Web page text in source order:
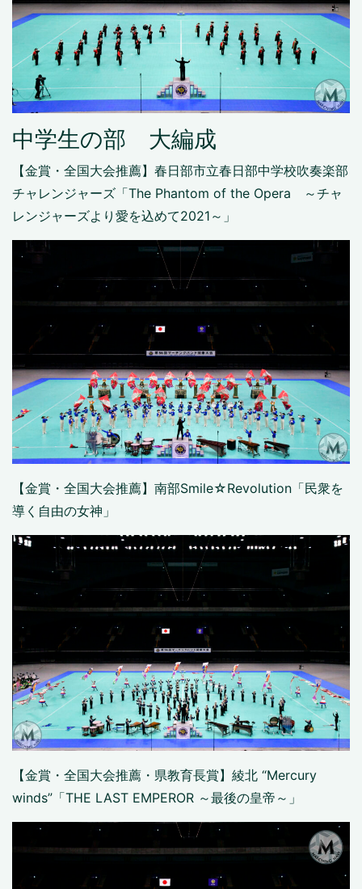
中学生の部 大編成
【金賞・全国大会推薦】春日部市立春日部中学校吹奏楽部
チャレンジャーズ「The Phantom of the Opera ～チャ
レンジャーズより愛を込めて2021～」
【金賞・全国大会推薦】南部Smile☆Revolution「民衆を
導く自由の女神」
【金賞・全国大会推薦・県教育長賞】綾北 “Mercury
winds”「THE LAST EMPEROR ～最後の皇帝～」